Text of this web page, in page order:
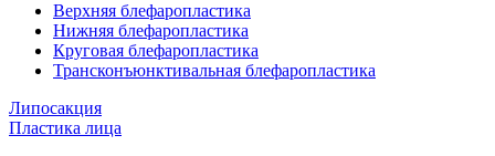
Верхняя блефаропластика
Нижняя блефаропластика
Круговая блефаропластика
Трансконъюнктивальная блефаропластика
Липосакция
Пластика лица